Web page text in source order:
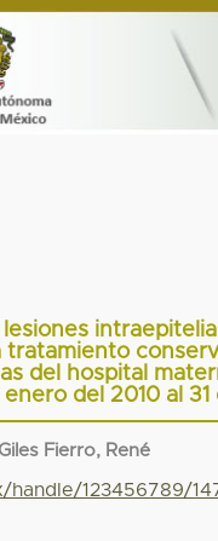
lesiones
tratamiento
del hospital
enero del 2010 al
Giles Fierro, René
handle/123456789/